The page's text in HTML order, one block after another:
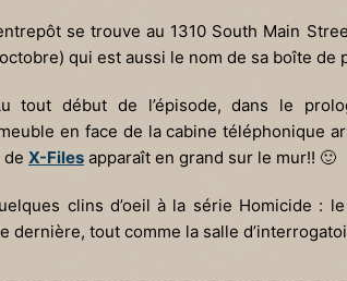
se trouve au 1310 South Main
qui est aussi le nom de sa boîte de
tout début de l’épisode, dans le
en face de la cabine téléphonique
de X-Files apparaît en grand sur le mur!! 🙂
clins d’oeil à la série Homicide :
dernière, tout comme la salle